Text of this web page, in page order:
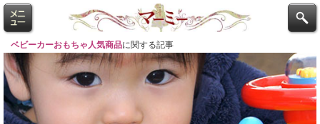
ベビーカーおもちゃ人気商品に関する記事